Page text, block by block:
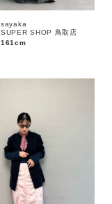
sayaka
SUPER SHOP 鳥取店
161cm